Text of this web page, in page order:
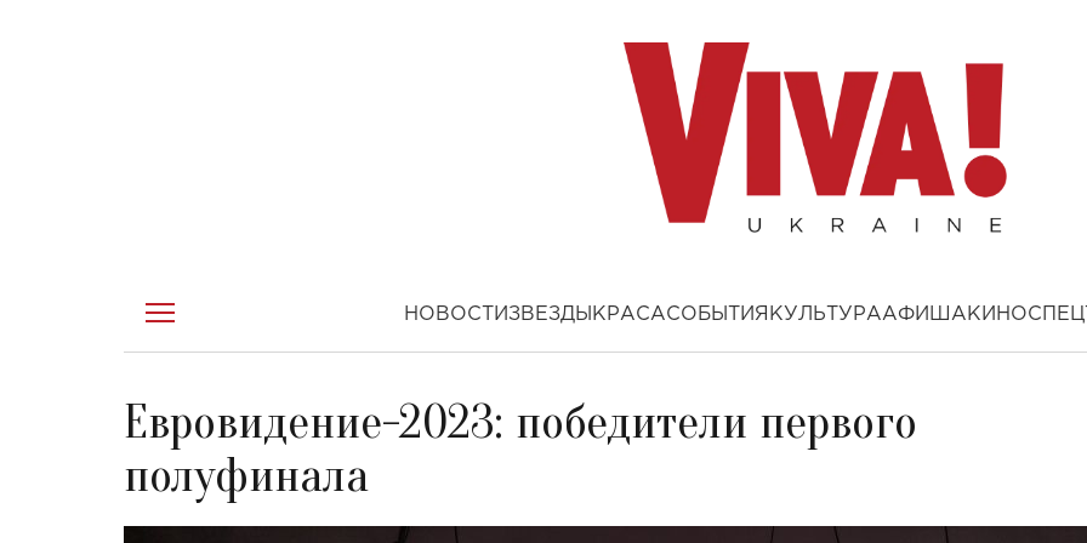
НОВОСТИ ЗВЕЗДЫ КРАСАСОБЫТИЯ КУЛЬТУРААФИША КИНО
Евровидение-2023: победители первого
полуфинала